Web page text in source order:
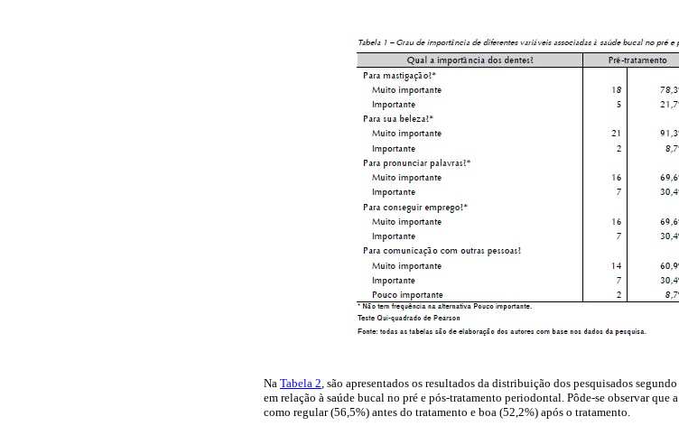
Na Tabela 2, são apresentados os resultados da distribuição dos pesquisados
em relação à saúde bucal no pré e pós-tratamento periodontal. Pôde-se observar
como regular (56,5%) antes do tratamento e boa (52,2%) após o tratamento.